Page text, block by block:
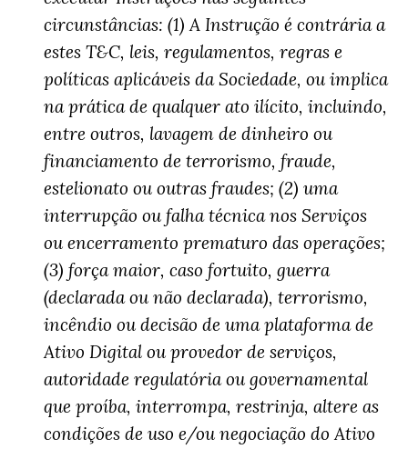
circunstâncias: (1) A Instrução é contrária a
estes T&C, leis, regulamentos, regras e
políticas aplicáveis da Sociedade, ou implica
na prática de qualquer ato ilícito, incluindo,
entre outros, lavagem de dinheiro ou
financiamento de terrorismo, fraude,
estelionato ou outras fraudes; (2) uma
interrupção ou falha técnica nos Serviços
ou encerramento prematuro das operações;
(3) força maior, caso fortuito, guerra
(declarada ou não declarada), terrorismo,
incêndio ou decisão de uma plataforma de
Ativo Digital ou provedor de serviços,
autoridade regulatória ou governamental
que proíba, interrompa, restrinja, altere as
condições de uso e/ou negociação do Ativo